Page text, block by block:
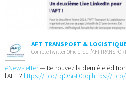
AFT TRANSPORT &
Compte Twitter Officiel de l’AFT
#Newsletter— Retrouvez la dernière
l'AFT ? https://t.co/fqOSisL0bq https://t.co/